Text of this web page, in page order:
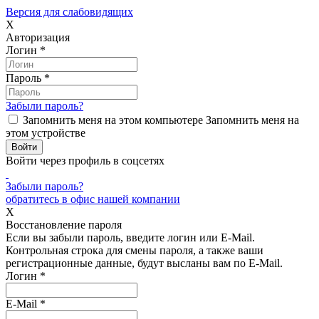
Версия для слабовидящих
X
Авторизация
Логин *
Пароль *
Забыли пароль?
Запомнить меня на этом компьютере Запомнить меня на
этом устройстве
Войти через профиль в соцсетях
Забыли пароль?
обратитесь в офис нашей компании
X
Восстановление пароля
Если вы забыли пароль, введите логин или E-Mail.
Контрольная строка для смены пароля, а также ваши
регистрационные данные, будут высланы вам по E-Mail.
Логин *
E-Mail *